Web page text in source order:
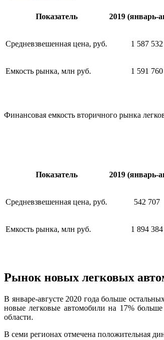
Показатель 2019 (январь-
Средневзвешенная цена, руб. 1 587 532
Емкость рынка, млн руб. 1 591 760
Финансовая емкость вторичного рынка
Показатель 2019 (январь-
Средневзвешенная цена, руб. 542 707
Емкость рынка, млн руб. 1 894 384
Рынок новых легковых
В январе-августе 2020 года больше
новые легковые автомобили на 17%
области.
В семи регионах отмечена положительная